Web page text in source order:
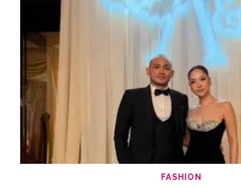
FASHION